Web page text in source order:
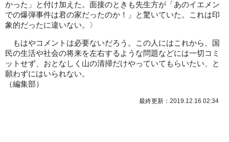
かった」と付け加えた。面接のときも先生方が「あのイエメン
での爆弾事件は君の家だったのか！」と驚いていた。これは印
象的だったに違いない。〉
もはやコメントは必要ないだろう。この人にはこれから、国
民の生活や社会の将来を左右するような問題などには一切コミ
ットせず、おとなしく山の清掃だけやっていてもらいたい、と
願わずにはいられない。
（編集部）
最終更新：2019.12.16 02:34